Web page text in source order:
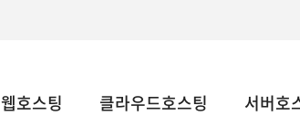
웹호스팅 클라우드호스팅 서버호